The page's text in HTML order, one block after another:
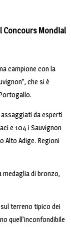
Concours Mondial
campione con la
che si è
da esperti
e 104 i Sauvignon
Alto Adige. Regioni
di bronzo,
terreno tipico dei
quell’inconfondibile